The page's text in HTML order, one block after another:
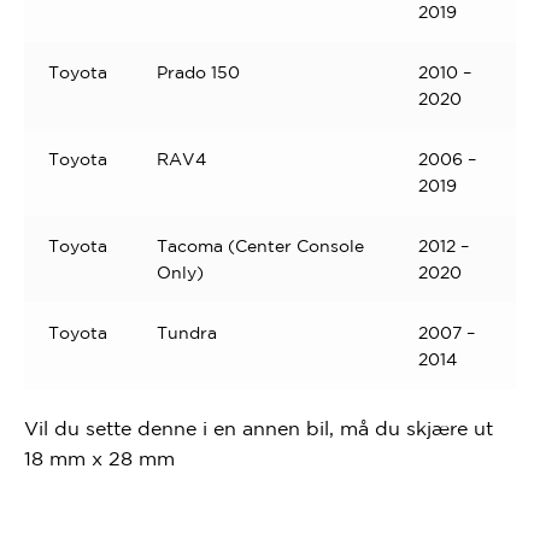
2019
Toyota Prado 150
2010 –
2020
Toyota RAV4
2006 –
2019
Toyota
Tacoma (Center Console
Only)
2012 –
2020
Toyota Tundra
2007 –
2014
Vil du sette denne i en annen bil, må du skjære ut
18 mm x 28 mm